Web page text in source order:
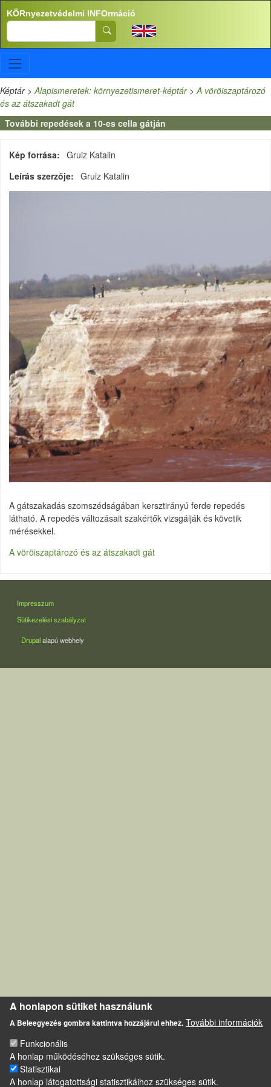
Ugrás a tartalomra
KÖRnyezetvédelmi INFOrmáció
Search
Képtár>Alapismeretek: környezetismeret-képtár>A vöröiszaptározó
és az átszakadt gát
További repedések a 10-es cella gátján
Kép forrása
Gruiz Katalin
Leírás szerzője
Gruiz Katalin
A gátszakadás szomszédságában kersztirányú ferde repedés
látható. A repedés változásait szakértők vizsgálják és követik
mérésekkel.
A vöröiszaptározó és az átszakadt gát
LÁBLÉC
Impresszum
Sütikezelési szabályzat
Drupalalapú webhely
A honlapon sütiket használunk
A Beleegyezés gombra kattintva hozzájárul ehhez. További információk
Funkcionális
A honlap működéséhez szükséges sütik.
Statisztikai
A honlap látogatottsági statisztikáihoz szükséges sütik.